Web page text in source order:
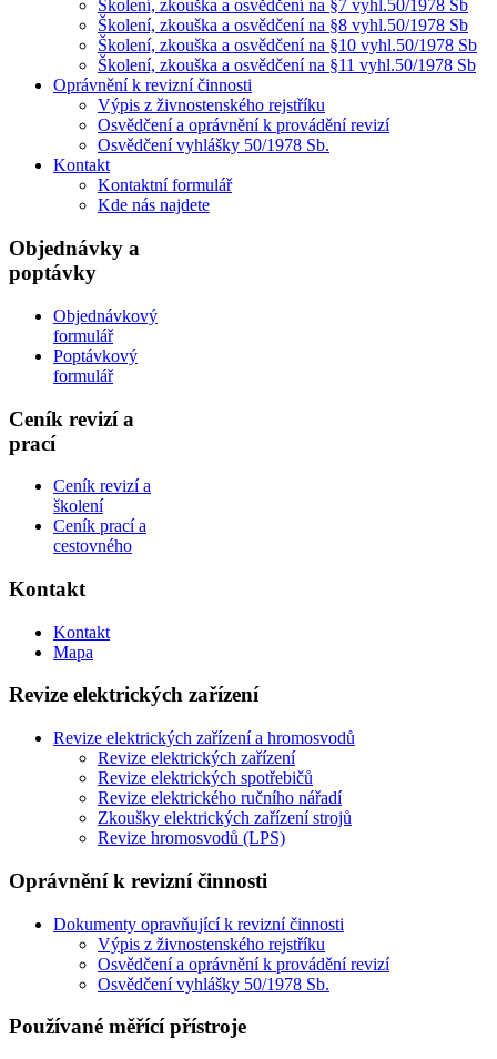
Školení, zkouška a osvědčení na §7 vyhl.50/1978 Sb
Školení, zkouška a osvědčení na §8 vyhl.50/1978 Sb
Školení, zkouška a osvědčení na §10 vyhl.50/1978 Sb
Školení, zkouška a osvědčení na §11 vyhl.50/1978 Sb
Oprávnění k revizní činnosti
Výpis z živnostenského rejstříku
Osvědčení a oprávnění k provádění revizí
Osvědčení vyhlášky 50/1978 Sb.
Kontakt
Kontaktní formulář
Kde nás najdete
Objednávky a
poptávky
Objednávkový
formulář
Poptávkový
formulář
Ceník revizí a
prací
Ceník revizí a
školení
Ceník prací a
cestovného
Kontakt
Kontakt
Mapa
Revize elektrických zařízení
Revize elektrických zařízení a hromosvodů
Revize elektrických zařízení
Revize elektrických spotřebičů
Revize elektrického ručního nářadí
Zkoušky elektrických zařízení strojů
Revize hromosvodů (LPS)
Oprávnění k revizní činnosti
Dokumenty opravňující k revizní činnosti
Výpis z živnostenského rejstříku
Osvědčení a oprávnění k provádění revizí
Osvědčení vyhlášky 50/1978 Sb.
Používané měřící přístroje